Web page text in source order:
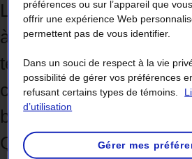
Le courant électrique
à l’eau dans un boyau
tension, mesurée en
correspond à la
boyau. Le réseau
Québec a une tension
préférences ou sur l’appareil que
offrir une expérience Web
permettent pas de vous identifier.
Dans un souci de respect à la vie
possibilité de gérer vos préférences
refusant certains types de témoins.
d’utilisation
Gérer mes